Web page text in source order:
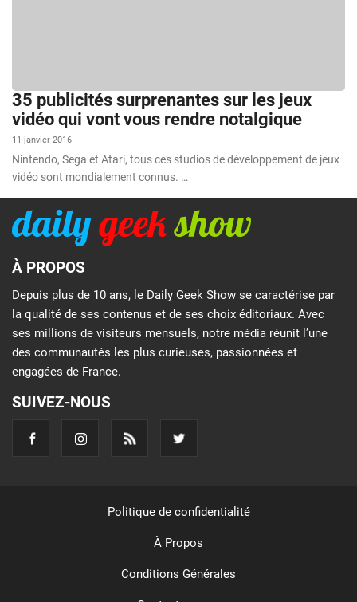
35 publicités surprenantes sur les jeux
vidéo qui vont vous rendre notalgique
11 janvier 2016
Nintendo, Sega et Atari, tous ces studios de développement de jeux
vidéo sont mondialement connus. …
À PROPOS
Depuis plus de 10 ans, le Daily Geek Show se caractérise par
la qualité de ses contenus et de ses choix éditoriaux. Avec
ses millions de visiteurs mensuels, notre média réunit l’une
des communautés les plus curieuses, passionnées et
engagées de France.
SUIVEZ-NOUS
Politique de confidentialité
À Propos
Conditions Générales